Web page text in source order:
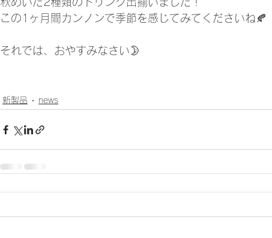
この1ヶ月間カンノンで季節を感じてみてくださいね🍂
それでは、おやすみなさい🌛
新製品 news